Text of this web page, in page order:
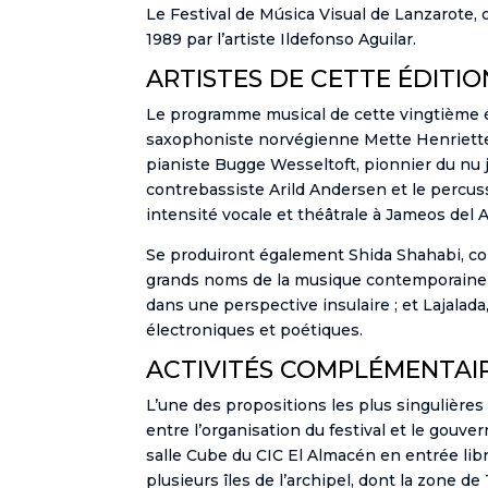
Le Festival de Música Visual de
1989 par l’artiste Ildefonso Aguilar.
ARTISTES DE CETTE
Le programme musical de cette
saxophoniste norvégienne Mette
pianiste Bugge Wesseltoft, pionnier du nu
contrebassiste Arild Andersen et le
intensité vocale et théâtrale à Jameos del
Se produiront également Shida Shahabi,
grands noms de la musique
dans une perspective insulaire ; et
électroniques et poétiques.
ACTIVITÉS
L’une des propositions les plus
entre l’organisation du festival et le
salle Cube du CIC El Almacén en entrée
plusieurs îles de l’archipel, dont la zone